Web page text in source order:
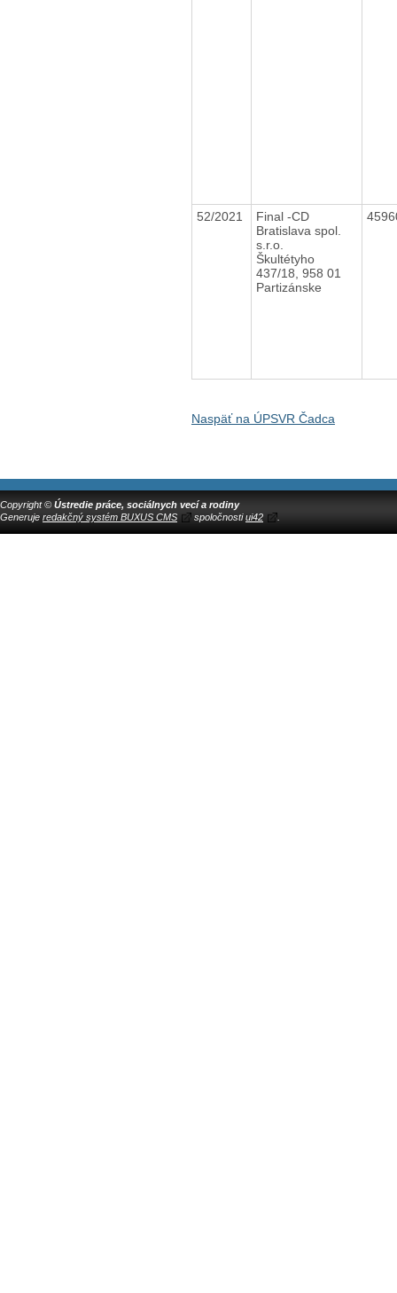
52/2021
Final -CD
Bratislava spol.
s.r.o.
Škultétyho
437/18, 958 01
Partizánske
Naspäť na ÚPSVR Čadca
Copyright © Ústredie práce, sociálnych vecí a rodiny
Generuje redakčný systém BUXUS CMS spoločnostiui42